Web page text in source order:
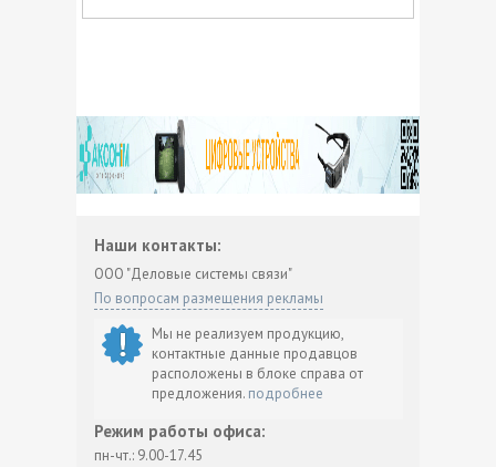
Наши контакты:
ООО "Деловые системы связи"
По вопросам размещения рекламы
Мы не реализуем продукцию,
контактные данные продавцов
расположены в блоке справа от
предложения. подробнее
Режим работы офиса:
пн-чт.: 9.00-17.45